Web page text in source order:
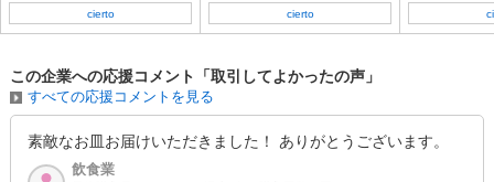
cierto cierto
この企業への応援コメント「取引してよかったの声」
すべての応援コメントを見る
素敵なお皿お届けいただきました！ ありがとうございます。
飲食業